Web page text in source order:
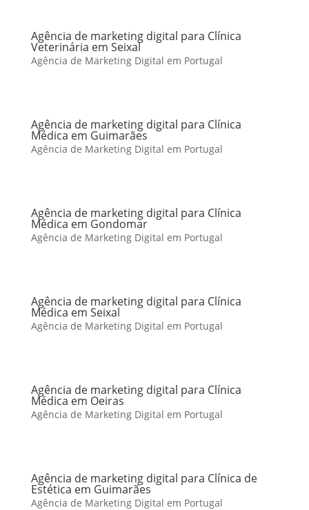
Agência de marketing digital para Clínica
Veterinária em Seixal
Agência de Marketing Digital em Portugal
Agência de marketing digital para Clínica
Médica em Guimarães
Agência de Marketing Digital em Portugal
Agência de marketing digital para Clínica
Médica em Gondomar
Agência de Marketing Digital em Portugal
Agência de marketing digital para Clínica
Médica em Seixal
Agência de Marketing Digital em Portugal
Agência de marketing digital para Clínica
Médica em Oeiras
Agência de Marketing Digital em Portugal
Agência de marketing digital para Clínica de
Estética em Guimarães
Agência de Marketing Digital em Portugal